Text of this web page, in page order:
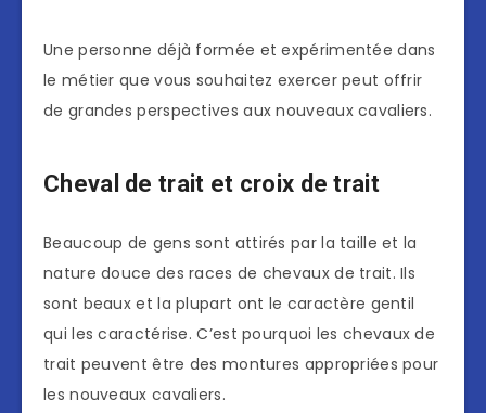
Une personne déjà formée et expérimentée dans
le métier que vous souhaitez exercer peut offrir
de grandes perspectives aux nouveaux cavaliers.
Cheval de trait et croix de trait
Beaucoup de gens sont attirés par la taille et la
nature douce des races de chevaux de trait. Ils
sont beaux et la plupart ont le caractère gentil
qui les caractérise. C’est pourquoi les chevaux de
trait peuvent être des montures appropriées pour
les nouveaux cavaliers.